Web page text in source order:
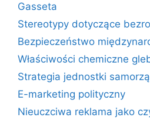
Gasseta
Stereotypy dotyczące
Bezpieczeństwo
Właściwości chemiczne
Strategia jednostki
E-marketing polityczny
Nieuczciwa reklama jako